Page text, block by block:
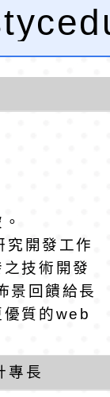
得安
仁踴
業論
師：
綠領
農業
育專
迎已
者報
桃
度「
年度
甄選
)
桃
度「
甄選
年度
甄選
幼兒
與學
政風
綠能
以上
嘉
開發工作
技術開發
景回饋給長
優質的web
專長